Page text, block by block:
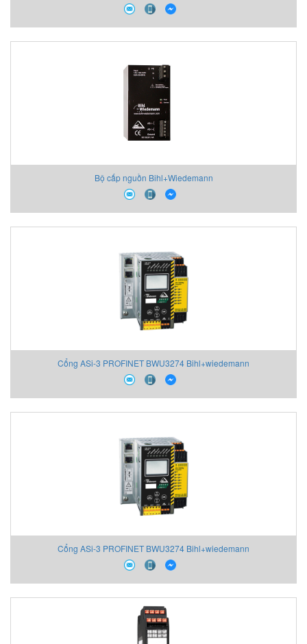
Bộ cấp nguồn Bihl+Wiedemann
Cổng ASi-3 PROFINET BWU3274 Bihl+wiedemann
Cổng ASi-3 PROFINET BWU3274 Bihl+wiedemann